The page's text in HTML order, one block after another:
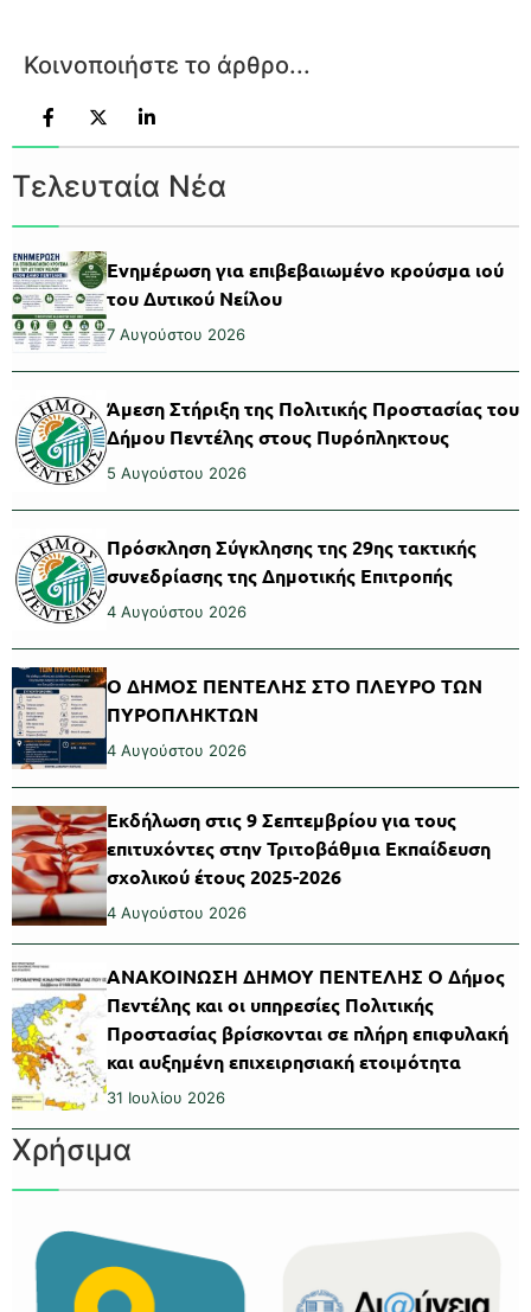
Κοινοποιήστε το άρθρο...
Τελευταία Νέα
Ενημέρωση για επιβεβαιωμένο κρούσμα ιού
του Δυτικού Νείλου
7 Αυγούστου 2026
Άμεση Στήριξη της Πολιτικής Προστασίας του
Δήμου Πεντέλης στους Πυρόπληκτους
5 Αυγούστου 2026
Πρόσκληση Σύγκλησης της 29ης τακτικής
συνεδρίασης της Δημοτικής Επιτροπής
4 Αυγούστου 2026
Ο ΔΗΜΟΣ ΠΕΝΤΕΛΗΣ ΣΤΟ ΠΛΕΥΡΟ ΤΩΝ
ΠΥΡΟΠΛΗΚΤΩΝ
4 Αυγούστου 2026
Εκδήλωση στις 9 Σεπτεμβρίου για τους
επιτυχόντες στην Τριτοβάθμια Εκπαίδευση
σχολικού έτους 2025-2026
4 Αυγούστου 2026
ΑΝΑΚΟΙΝΩΣΗ ΔΗΜΟΥ ΠΕΝΤΕΛΗΣ Ο Δήμος
Πεντέλης και οι υπηρεσίες Πολιτικής
Προστασίας βρίσκονται σε πλήρη επιφυλακή
και αυξημένη επιχειρησιακή ετοιμότητα
31 Ιουλίου 2026
Χρήσιμα